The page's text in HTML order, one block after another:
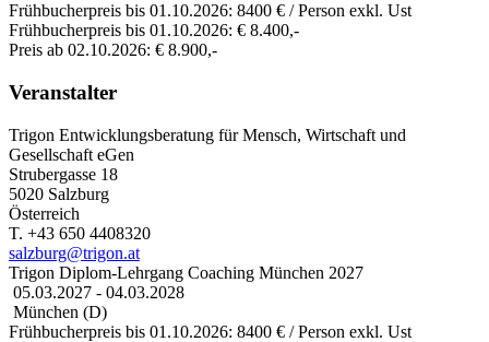
Frühbucherpreis bis 01.10.2026: 8400 € / Person exkl. Ust
Frühbucherpreis bis 01.10.2026: € 8.400,-
Preis ab 02.10.2026: € 8.900,-
Veranstalter
Trigon Entwicklungsberatung für Mensch, Wirtschaft und
Gesellschaft eGen
Strubergasse 18
5020 Salzburg
Österreich
T. +43 650 4408320
salzburg@trigon.at
Trigon Diplom-Lehrgang Coaching München 2027
05.03.2027 - 04.03.2028
München (D)
Frühbucherpreis bis 01.10.2026: 8400 € / Person exkl. Ust